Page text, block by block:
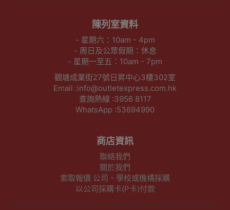
陳列室資料
- 星期六：10am - 4pm
- 周日及公眾假期：休息
- 星期一至五：10am - 7pm
觀塘成業街27號日昇中心3樓302室
Email :info@outletexpress.com.hk
查詢熱線 :3956 8117
WhatsApp :53694990
商店資訊
聯絡我們
關於我們
索取報價 公司、學校或機構採購
以公司採購卡(P卡)付款